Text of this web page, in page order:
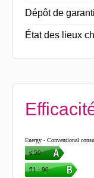
Dépôt de
État des lieux